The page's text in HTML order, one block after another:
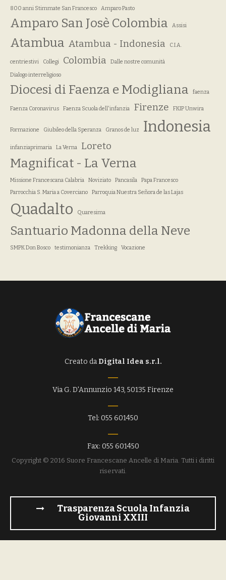
800 anni Stimmate San Francesco Amparo Pasto
Amparo San Josè Colombia Assisi
Atambua Atambua - Indonesia C.I.A.
centriestivi Collegi Colombia
Dalle nostre comunità
Dialogo interreligioso
Diocesi di Faenza e Modigliana faenza
Faenza Coronavirus Faenza Scuola dell'infanzia Firenze FKIP Unwira
Formazione Giubileo della Speranza Granos de luz Indonesia
infanziaprimaria La Verna Loreto
Magnificat - La Verna
Missione Francescana Calabria Noviziato Pancasila
Papa Francesco
Parrocchia S. Maria a Coverciano
Parroquia Nuestra Señora de las Lajas
Quadalto Quaresima
Santuario Madonna della Neve
SMPK Don Bosco testimonianza Trekking Vocazione
Creato da Digital Idea s.r.l.
Via G. D'Annunzio 143, 50135 Firenze
Tel: 055 601450
Fax: 055 601450
Copyright © 2016 Suore Francescane Ancelle di Maria. Tutti i diritti
riservati.
Trasparenza Scuola Infanzia
Giovanni XXIII